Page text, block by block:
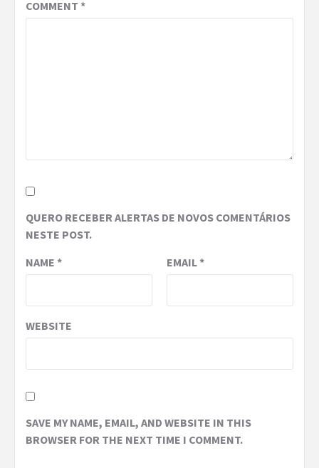
COMMENT *
QUERO RECEBER ALERTAS DE NOVOS COMENTÁRIOS
NESTE POST.
NAME * EMAIL*
WEBSITE
SAVE MY NAME, EMAIL, AND WEBSITE IN THIS
BROWSER FOR THE NEXT TIME I COMMENT.